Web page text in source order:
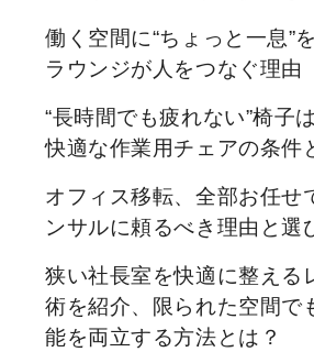
働く空間に“ちょっと一息”
ラウンジが人をつなぐ理由
“長時間でも疲れない”椅子
快適な作業用チェアの条件
オフィス移転、全部お任せ
ンサルに頼るべき理由と選
狭い社長室を快適に整える
術を紹介、限られた空間で
能を両立する方法とは？